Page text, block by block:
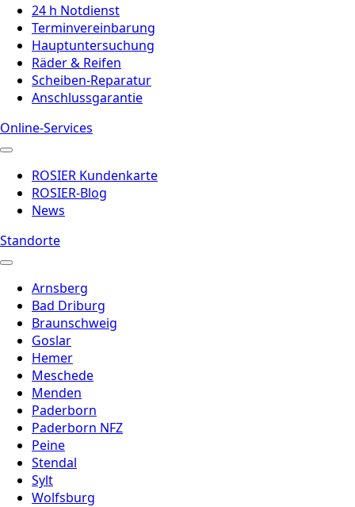
24 h Notdienst
Terminvereinbarung
Hauptuntersuchung
Räder & Reifen
Scheiben-Reparatur
Anschlussgarantie
Online-Services
ROSIER Kundenkarte
ROSIER-Blog
News
Standorte
Arnsberg
Bad Driburg
Braunschweig
Goslar
Hemer
Meschede
Menden
Paderborn
Paderborn NFZ
Peine
Stendal
Sylt
Wolfsburg